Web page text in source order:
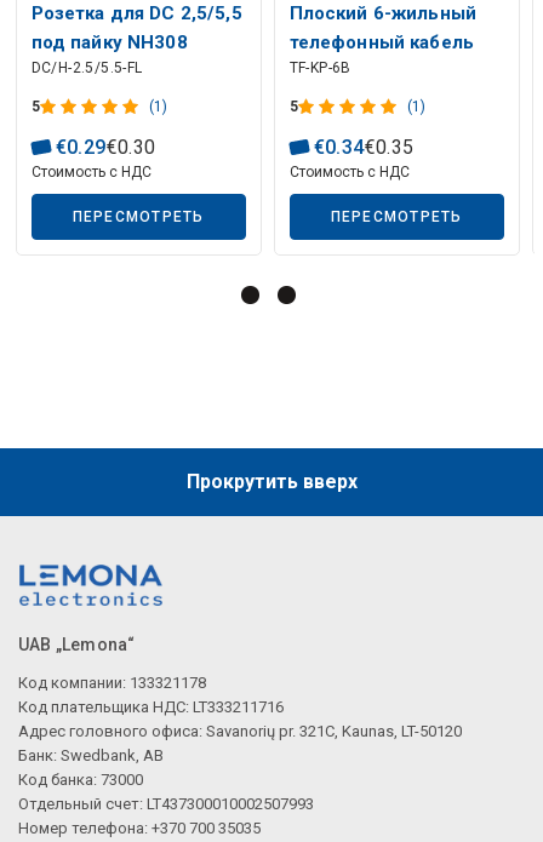
Описание искусственного интеллекта
Описание искусственного интеллекта
Розетка для DC 2,5/5,5
под пайку NH308
DC/H-2.5/5.5-FL
5 (1)
€0.29€0.30
Стоимость с НДС
ПЕРЕСМОТРЕТЬ
Плоский 6-жильный
телефонный кабель
черный
TF-KP-6B
5 (1)
€0.34€0.35
Стоимость с НДС
ПЕРЕСМОТРЕТЬ
Прокрутить вверх
UAB „Lemona“
Код компании: 133321178
Код плательщика НДС: LT333211716
Адрес головного офиса: Savanorių pr. 321C, Kaunas, LT-50120
Банк: Swedbank, AB
Код банка: 73000
Отдельный счет: LT437300010002507993
Номер телефона: +370 700 35035